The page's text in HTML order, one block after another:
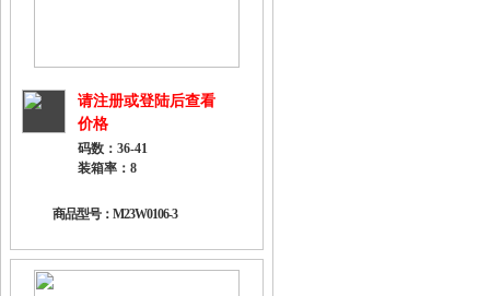
请注册或登陆后查看
价格
码数：36-41
装箱率：8
商品型号：M23W0106-3